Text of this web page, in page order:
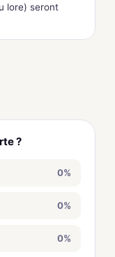
lore) seront
?
0%
0%
0%